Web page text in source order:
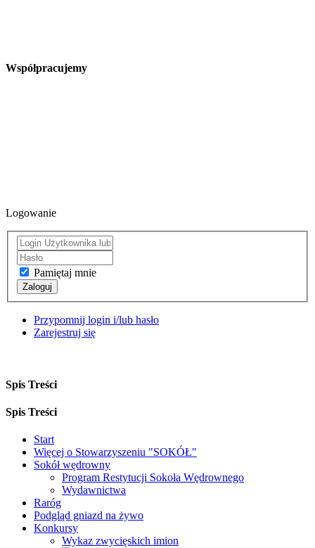
Współpracujemy
Logowanie
Pamiętaj mnie
Zaloguj
Przypomnij login i/lub hasło
Zarejestruj się
Spis Treści
Spis Treści
Start
Więcej o Stowarzyszeniu "SOKÓŁ"
Sokół wędrowny
Program Restytucji Sokoła Wędrownego
Wydawnictwa
Raróg
Podgląd gniazd na żywo
Konkursy
Wykaz zwycięskich imion